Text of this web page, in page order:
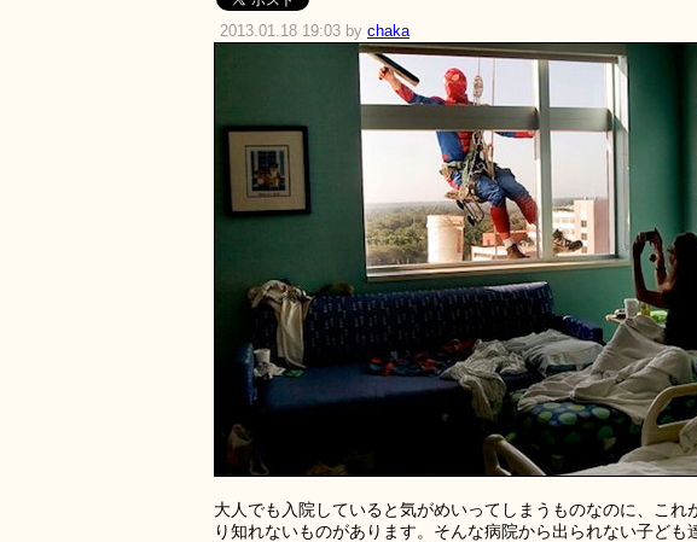
2013.01.18 19:03 by chaka
大人でも入院していると気がめいってしまうものなのに、こ
り知れないものがあります。そんな病院から出られない子ど